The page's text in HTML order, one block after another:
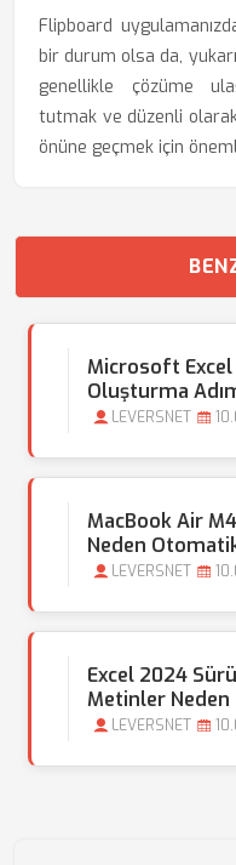
Flipboard
bir durum olsa da,
genellikle çözüme
tutmak ve düzenli
önüne geçmek için
Microsoft
Oluşturma
LEVERSNET
MacBook Air
Neden
LEVERSNET
Excel 2024
Metinler Neden
LEVERSNET